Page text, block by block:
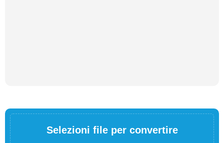
Selezioni file per convertire